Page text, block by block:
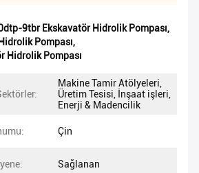
9tbr Ekskavatör Hidrolik Pompası,
Pompası,
Hidrolik Pompası
Makine Tamir Atölyeleri,
Üretim Tesisi, İnşaat işleri,
Enerji & Madencilik
Çin
Sağlanan